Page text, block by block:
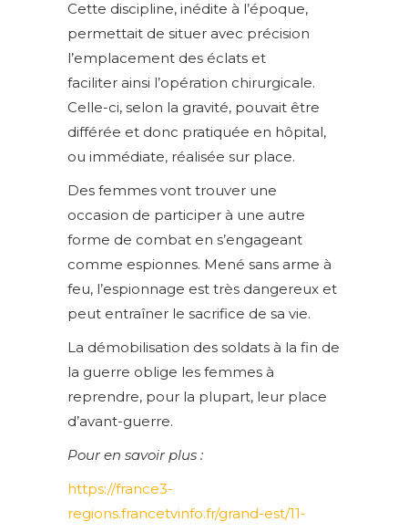
Cette discipline, inédite à l’époque,
permettait de situer avec précision
l’emplacement des éclats et
faciliter ainsi l’opération chirurgicale.
Celle-ci, selon la gravité, pouvait être
différée et donc pratiquée en hôpital,
ou immédiate, réalisée sur place.
Des femmes vont trouver une
occasion de participer à une autre
forme de combat en s’engageant
comme espionnes. Mené sans arme à
feu, l’espionnage est très dangereux et
peut entraîner le sacrifice de sa vie.
La démobilisation des soldats à la fin de
la guerre oblige les femmes à
reprendre, pour la plupart, leur place
d’avant-guerre.
Pour en savoir plus :
https://france3-
regions.francetvinfo.fr/grand-est/11-